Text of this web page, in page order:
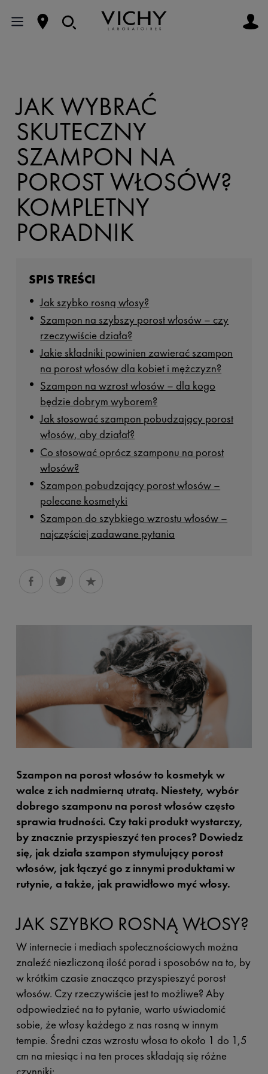
JAK WYBRAĆ
SKUTECZNY
SZAMPON NA
POROST WŁOSÓW?
KOMPLETNY
PORADNIK
SPIS TREŚCI
Jak szybko rosną włosy?
Szampon na szybszy porost włosów – czy
rzeczywiście działa?
Jakie składniki powinien zawierać szampon
na porost włosów dla kobiet i mężczyzn?
Szampon na wzrost włosów – dla kogo
będzie dobrym wyborem?
Jak stosować szampon pobudzający porost
włosów, aby działał?
Co stosować oprócz szamponu na porost
włosów?
Szampon pobudzający porost włosów –
polecane kosmetyki
Szampon do szybkiego wzrostu włosów –
najczęściej zadawane pytania
Szampon na porost włosów to kosmetyk w
walce z ich nadmierną utratą. Niestety, wybór
dobrego szamponu na porost włosów często
sprawia trudności. Czy taki produkt wystarczy,
by znacznie przyspieszyć ten proces? Dowiedz
się, jak działa szampon stymulujący porost
włosów, jak łączyć go z innymi produktami w
rutynie, a także, jak prawidłowo myć włosy.
JAK SZYBKO ROSNĄ WŁOSY?
W internecie i mediach społecznościowych można
znaleźć niezliczoną ilość porad i sposobów na to, by
w krótkim czasie znacząco przyspieszyć porost
włosów. Czy rzeczywiście jest to możliwe? Aby
odpowiedzieć na to pytanie, warto uświadomić
sobie, że włosy każdego z nas rosną w innym
tempie. Średni czas wzrostu włosa to około 1 do 1,5
cm na miesiąc i na ten proces składają się różne